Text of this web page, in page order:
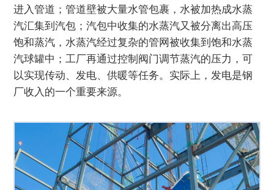
进入管道；管道壁被大量水管包裹，水被加热成水蒸
汽汇集到汽包；汽包中收集的水蒸汽又被分离出高压
饱和蒸汽，水蒸汽经过复杂的管网被收集到饱和水蒸
汽球罐中；工厂再通过控制阀门调节蒸汽的压力，可
以实现传动、发电、供暖等任务。实际上，发电是钢
厂收入的一个重要来源。